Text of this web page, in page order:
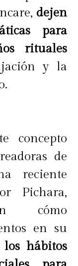
dejen
para
rituales
y la
concepto
de
reciente
Pichara,
cómo
en su
los hábitos